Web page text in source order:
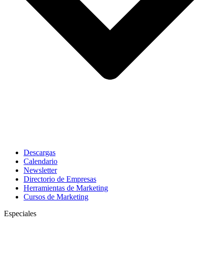
Descargas
Calendario
Newsletter
Directorio de Empresas
Herramientas de Marketing
Cursos de Marketing
Especiales